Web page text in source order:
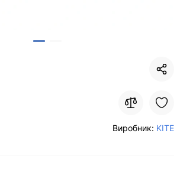
Виробник: KITE